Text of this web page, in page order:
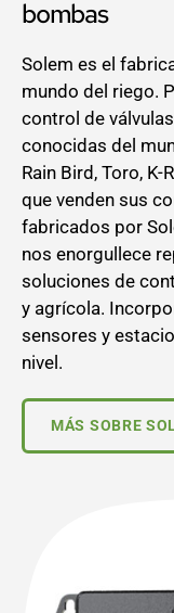
bombas
Solem es el
mundo del riego.
control de
conocidas del
Rain Bird, Toro,
que venden sus
fabricados por
nos enorgullece
soluciones de
y agrícola.
sensores y
nivel.
MÁS SOBRE